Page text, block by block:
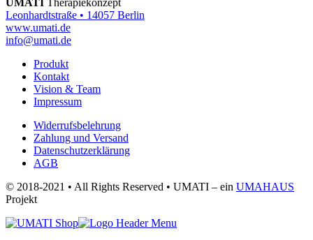
UMATI Therapiekonzept
Leonhardtstraße • 14057 Berlin
www.umati.de
info@umati.de
Produkt
Kontakt
Vision & Team
Impressum
Widerrufsbelehrung
Zahlung und Versand
Datenschutzerklärung
AGB
© 2018-2021 • All Rights Reserved • UMATI – ein UMAHAUS
Projekt